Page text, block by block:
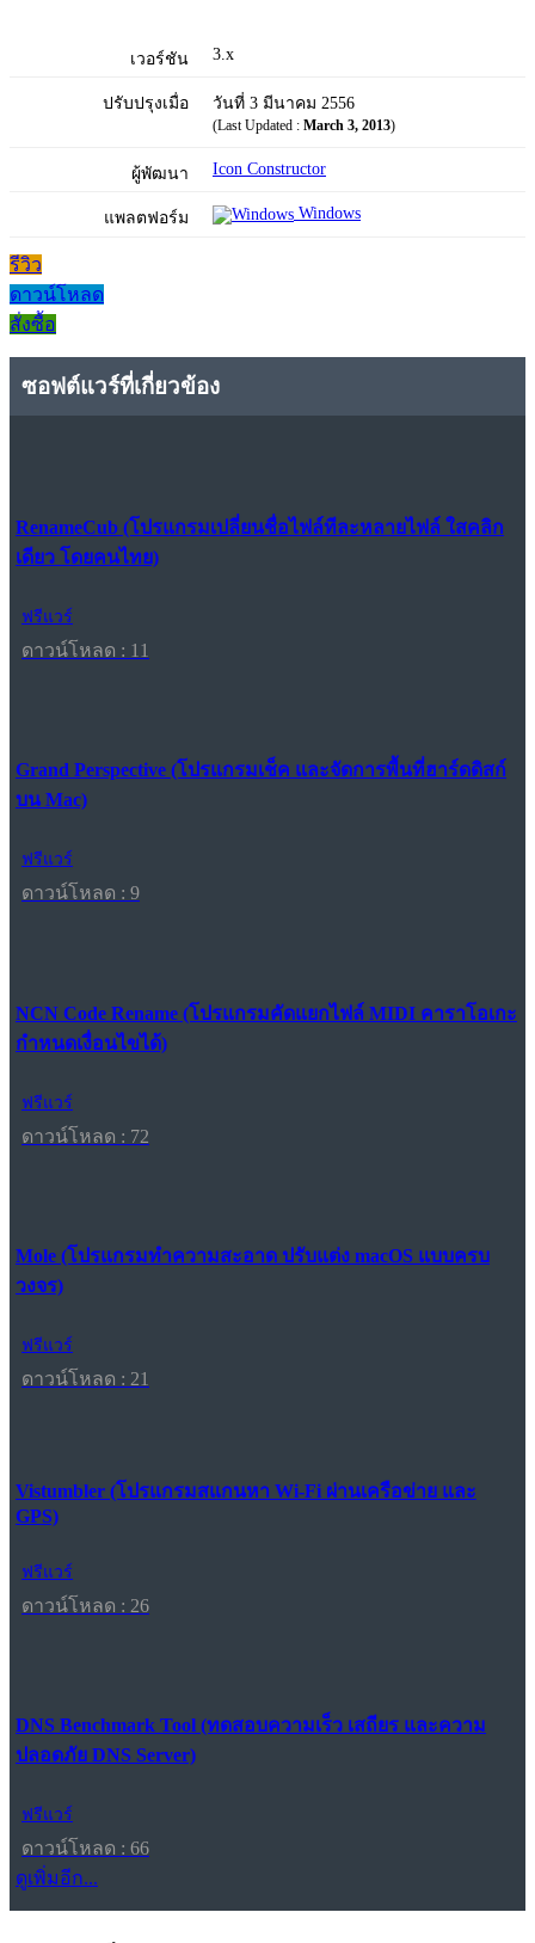
เวอร์ชัน 3.x
ปรับปรุงเมื่อ วันที่ 3 มีนาคม 2556
(Last Updated : March 3, 2013)
ผู้พัฒนา Icon Constructor
แพลตฟอร์ม Windows
รีวิว
ดาวน์โหลด
สั่งซื้อ
ซอฟต์แวร์ที่เกี่ยวข้อง
RenameCub (โปรแกรมเปลี่ยนชื่อไฟล์ทีละหลายไฟล์ ใสคลิก
เดียว โดยคนไทย)
ฟรีแวร์
ดาวน์โหลด : 11
Grand Perspective (โปรแกรมเช็ค และจัดการพื้นที่ฮาร์ดดิสก์
บน Mac)
ฟรีแวร์
ดาวน์โหลด : 9
NCN Code Rename (โปรแกรมคัดแยกไฟล์ MIDI คาราโอเกะ
กำหนดเงื่อนไขได้)
ฟรีแวร์
ดาวน์โหลด : 72
Mole (โปรแกรมทำความสะอาด ปรับแต่ง macOS แบบครบ
วงจร)
ฟรีแวร์
ดาวน์โหลด : 21
Vistumbler (โปรแกรมสแกนหา Wi-Fi ผ่านเครือข่าย และ
GPS)
ฟรีแวร์
ดาวน์โหลด : 26
DNS Benchmark Tool (ทดสอบความเร็ว เสถียร และความ
ปลอดภัย DNS Server)
ฟรีแวร์
ดาวน์โหลด : 66
ดูเพิ่มอีก...